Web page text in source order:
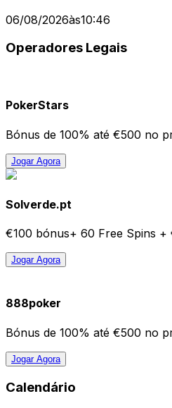
06/08/2026às10:46
Operadores Legais
PokerStars
Bónus de 100% até €500 no
Jogar Agora
Solverde.pt
€100 bónus+ 60 Free Spins +
Jogar Agora
888poker
Bónus de 100% até €500 no
Jogar Agora
Calendário